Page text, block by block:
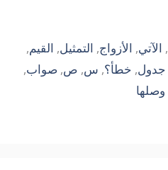
, الآتي, الأزواج, التمثيل, القيم,
جدول, خطأ؟, س, ص, صواب,
وصلها